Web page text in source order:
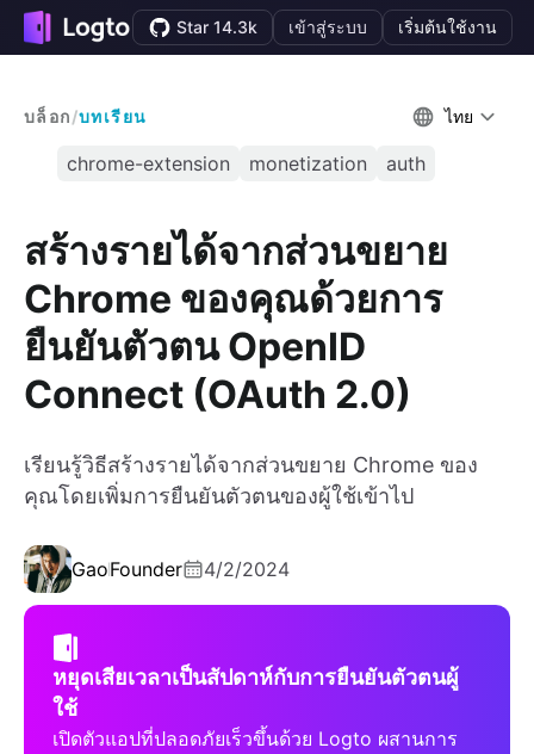
Star 14.3k เข้าสู่ระบบ เริ่มต้นใช้งาน
บล็อก/บทเรียน ไทย
chrome-extension monetization auth
สร้างรายได้จากส่วนขยาย
Chrome ของคุณด้วยการ
ยืนยันตัวตน OpenID
Connect (OAuth 2.0)
เรียนรู้วิธีสร้างรายได้จากส่วนขยาย Chrome ของ
คุณโดยเพิ่มการยืนยันตัวตนของผู้ใช้เข้าไป
GaoFounder 4/2/2024
หยุดเสียเวลาเป็นสัปดาห์กับการยืนยันตัวตนผู้
ใช้
เปิดตัวแอปที่ปลอดภัยเร็วขึ้นด้วย Logto ผสานการ